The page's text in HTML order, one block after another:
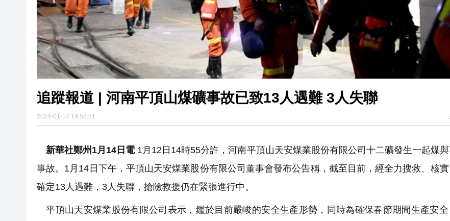
追蹤報道 | 河南平頂山煤礦事故已致13人遇難 3人失聯
2024-01-14 19:55:51
新華社鄭州1月14日電1月12日14時55分許，河南平頂山天安煤業股份有限公司十二礦發生一起煤
事故。1月14日下午，平頂山天安煤業股份有限公司董事會發布公告稱，截至目前，經全力搜救、核
確定13人遇難，3人失聯，搶險救援仍在緊張進行中。
平頂山天安煤業股份有限公司表示，鑑於目前嚴峻的安全生產形勢，同時為確保春節期間生產安